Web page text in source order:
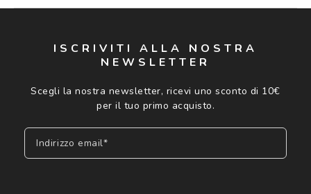
ISCRIVITI ALLA NOSTRA
NEWSLETTER
Scegli la nostra newsletter, ricevi uno sconto di 10€
per il tuo primo acquisto.
Indirizzo email*